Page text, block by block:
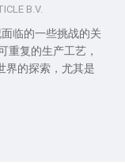
B.V.
临的一些挑战的关
重复的生产工艺，
界的探索，尤其是